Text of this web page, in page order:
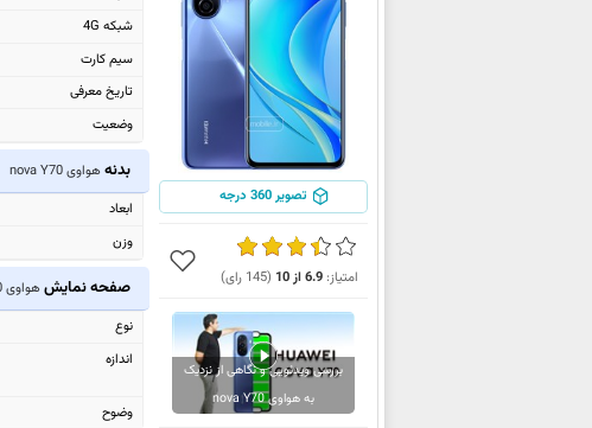
تصویر 360 درجه
امتیاز:6.9از10
(
145 رای)
بررسی ویدئویی و نگاهی از نزدیک
به هواوی nova Y70
شبکه 4G
سیم کارت
تاریخ معرفی
وضعیت
بدنههواوی nova Y70
ابعاد
وزن
صفحه نمایشهواوی nova Y70
نوع
اندازه
وضوح